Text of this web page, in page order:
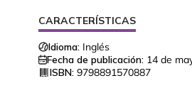
CARACTERÍSTICAS
Idioma: Inglés
Fecha de publicación: 14 de
ISBN: 9798891570887